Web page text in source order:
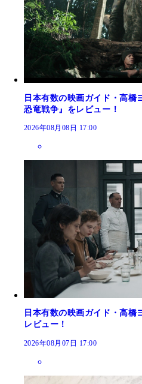
日本有数の映画ガイド・高橋
恐竜戦争』をレビュー！
2026年08月08日 17:00
日本有数の映画ガイド・高橋
レビュー！
2026年08月07日 17:00